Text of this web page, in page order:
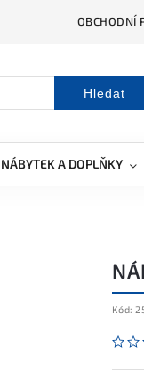
OBCHODNÍ
Hledat
NÁBYTEK A DOPLŇKY
Kód: